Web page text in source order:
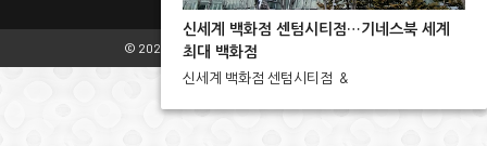
© 2021. TouringWikiAll Rights Reserved.
신세계 백화점 센텀시티점…기네스북 세계
최대 백화점
신세계 백화점 센텀시티점 &